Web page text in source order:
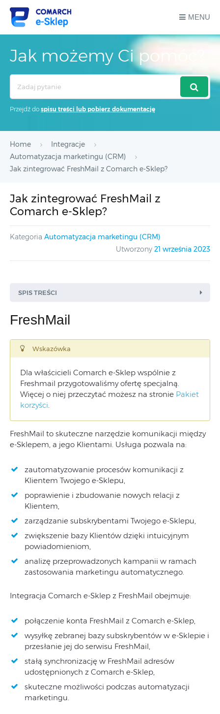
MENU
Jak możemy Ci pomóc?
Przejdź do spisu treści lub pobierz dokumentację
Home
Integracje
Automatyzacja marketingu (CRM)
Jak zintegrować FreshMail z Comarch e-Sklep?
Jak zintegrować FreshMail z
Comarch e-Sklep?
Kategoria Automatyzacja marketingu (CRM)
Utworzony 21 września 2023
SPIS TREŚCI
FreshMail
Wskazówka
Dla właścicieli Comarch e-Sklep wspólnie z
Freshmail przygotowaliśmy ofertę specjalną.
Więcej o niej przeczytać możesz na stronie Pakiet
korzyści
FreshMail to skuteczne narzędzie komunikacji między
e-Sklepem, a jego Klientami. Usługa pozwala na:
zautomatyzowanie procesów komunikacji z
Klientem Twojego e-Sklepu,
poprawienie i zbudowanie nowych relacji z
Klientem,
zarządzanie subskrybentami Twojego e-Sklepu,
zwiększenie bazy Klientów dzięki intuicyjnym
powiadomieniom,
analizę przeprowadzonych kampanii w ramach
zastosowania marketingu automatycznego.
Integracja Comarch e-Sklep z FreshMail obejmuje:
połączenie konta FreshMail z Comarch e-Sklep,
wysyłkę zebranej bazy subskrybentów w e-Sklepie i
przesłanie jej do serwisu FreshMail,
stałą synchronizację w FreshMail adresów
udostępnionych z Comarch e-Sklep,
skuteczne możliwości podczas automatyzacji
marketingu.